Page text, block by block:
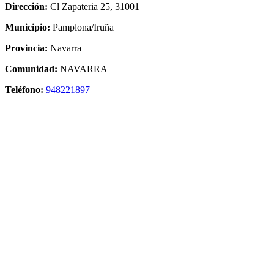
Dirección: Cl Zapateria 25, 31001
Municipio: Pamplona/Iruña
Provincia: Navarra
Comunidad: NAVARRA
Teléfono: 948221897